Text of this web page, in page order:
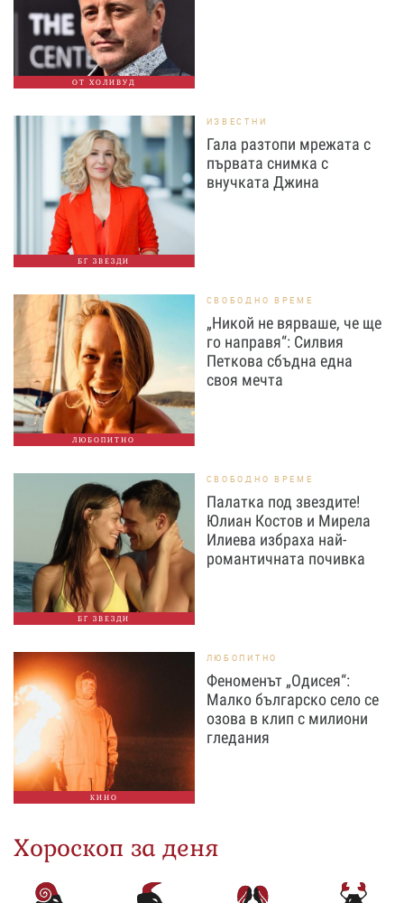
ОТ ХОЛИВУД
БГ ЗВЕЗДИ
ИЗВЕСТНИ
Гала разтопи мрежата с
първата снимка с
внучката Джина
ЛЮБОПИТНО
СВОБОДНО ВРЕМЕ
„Никой не вярваше, че ще
го направя“: Силвия
Петкова сбъдна една
своя мечта
БГ ЗВЕЗДИ
СВОБОДНО ВРЕМЕ
Палатка под звездите!
Юлиан Костов и Мирела
Илиева избраха най-
романтичната почивка
КИНО
ЛЮБОПИТНО
Феноменът „Одисея“:
Малко българско село се
озова в клип с милиони
гледания
Хороскоп за деня